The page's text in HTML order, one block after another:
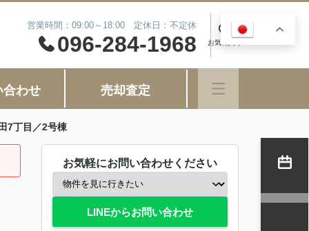
営業時間：09:00～18:00 定休日：不定休
096-284-1968 お気に入り
合わせ 売却査定
7丁目／2号棟
お気軽にお問い合わせください
LINEからお問い合わせ